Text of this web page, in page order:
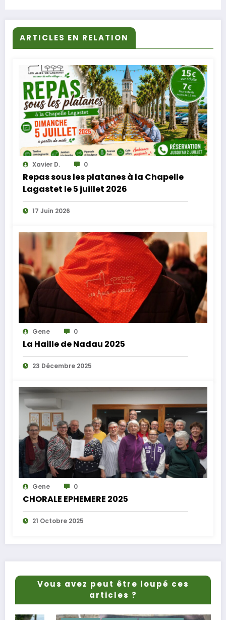
ARTICLES EN RELATION
Xavier D. 0
Repas sous les platanes à la Chapelle
Lagastet le 5 juillet 2026
17 Juin 2026
Gene 0
La Haille de Nadau 2025
23 Décembre 2025
Gene 0
CHORALE EPHEMERE 2025
21 Octobre 2025
Vous avez peut être loupé ces
articles ?